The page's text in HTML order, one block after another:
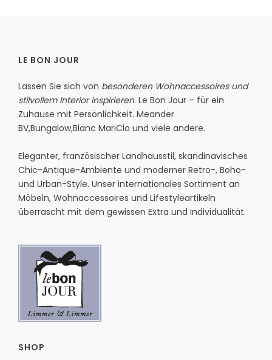
LE BON JOUR
Lassen Sie sich von besonderen Wohnaccessoires und
stilvollem Interior inspirieren. Le Bon Jour – für ein
Zuhause mit Persönlichkeit. Meander
BV,Bungalow,Blanc MariClo und viele andere.
Eleganter, französischer Landhausstil, skandinavisches
Chic-Antique-Ambiente und moderner Retro-, Boho-
und Urban-Style. Unser internationales Sortiment an
Möbeln, Wohnaccessoires und Lifestyleartikeln
überrascht mit dem gewissen Extra und Individualität.
SHOP